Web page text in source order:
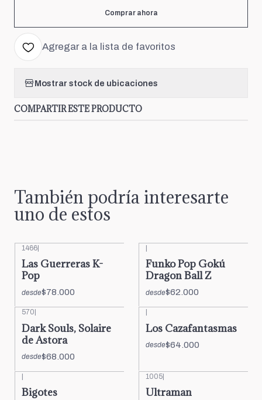
Comprar ahora
Agregar a la lista de favoritos
Mostrar stock de ubicaciones
COMPARTIR ESTE PRODUCTO
También podría interesarte
uno de estos
1466
Las Guerreras K-
Pop
desde$78.000
Funko Pop Gokú
Dragon Ball Z
desde$62.000
570
Dark Souls, Solaire
de Astora
desde$68.000
Los Cazafantasmas
desde$64.000
|
Bigotes
1005|
Ultraman